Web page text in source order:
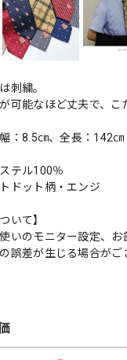
刺繍。
可能なほど丈夫で、こ
：8.5㎝、全長：142㎝
テル100％
ドット柄・エンジ
いて】
いのモニター設定、お
誤差が生じる場合がご